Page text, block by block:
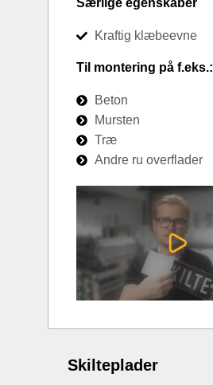
Særlige egenskaber
Kraftig klæbeevne
Til montering på f.eks.:
Beton
Mursten
Træ
Andre ru overflader
Skilteplader